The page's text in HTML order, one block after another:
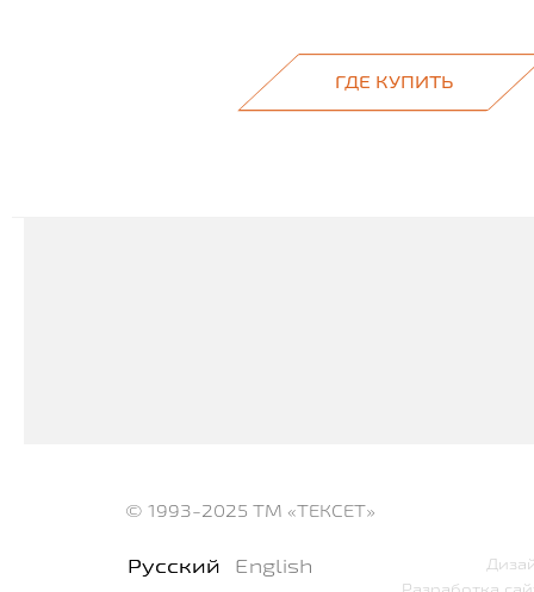
ГДЕ КУПИТЬ
Русский English
© 1993-2025 ТМ «ТЕКСЕТ»
Разработка